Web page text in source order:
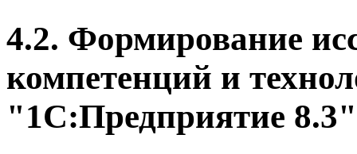
4.2. Формирование
компетенций и
"1С:Предприятие